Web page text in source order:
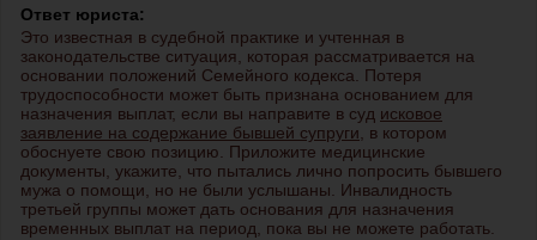
Ответ юриста:
Это известная в судебной практике и учтенная в
законодательстве ситуация, которая рассматривается на
основании положений Семейного кодекса. Потеря
трудоспособности может быть признана основанием для
назначения выплат, если вы направите в суд исковое
заявление на содержание бывшей супруги, в котором
обоснуете свою позицию. Приложите медицинские
документы, укажите, что пытались лично попросить бывшего
мужа о помощи, но не были услышаны. Инвалидность
третьей группы может дать основания для назначения
временных выплат на период, пока вы не можете работать.